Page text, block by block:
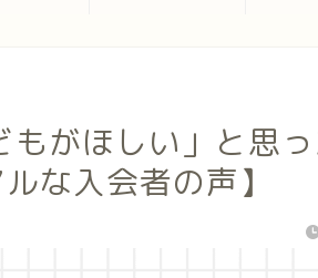
がほしい」と思
な入会者の声】